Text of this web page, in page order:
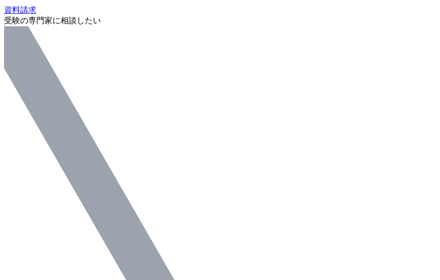
資料請求
受験の専門家に相談したい